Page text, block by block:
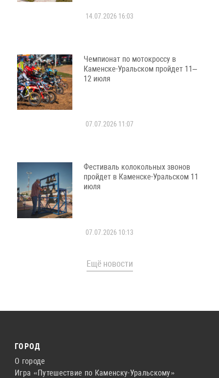
14.07.2026 16:03
Чемпионат по мотокроссу в
Каменске-Уральском пройдет 11–
12 июля
07.07.2026 11:07
Фестиваль колокольных звонов
пройдет в Каменске-Уральском 11
июля
07.07.2026 10:13
Ещё новости
ГОРОД
О городе
Игра «Путешествие по Каменску-Уральскому»